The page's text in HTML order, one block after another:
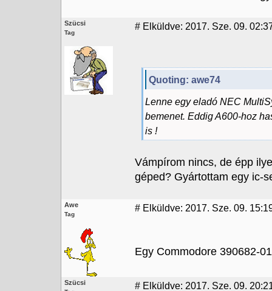
Szücsi
Tag
# Elküldve: 2017. Sze. 09.
Quoting: awe74
Lenne egy eladó NEC
bemenet. Eddig A600-hoz
is !
Vámpírom nincs, de épp
géped? Gyártottam egy ic-
Awe
Tag
# Elküldve: 2017. Sze. 09.
Egy Commodore 390682-
Szücsi # Elküldve: 2017. Sze. 09.